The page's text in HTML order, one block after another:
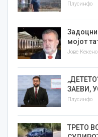
Плусинфо
мојот
Јове
ЗАЕВИ,
Плусинфо
ТРЕТО